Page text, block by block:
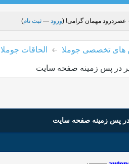
درود مهمان گرامی! (ورود — ثبت نام)
های تخصصی جوملا الحاقات جوملا 4.0 - 4.9
در پس زمینه صفحه سایت
در پس زمینه صفحه سایت